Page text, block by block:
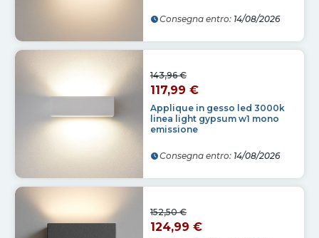
Consegna entro: 14/08/2026
Applique in gesso led 3000k
linea light gypsum w1 mono
emissione
143,96 €
117,99 €
Consegna entro: 14/08/2026
152,50 €
124,99 €